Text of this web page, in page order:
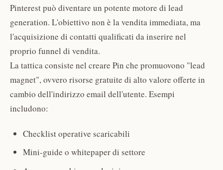
Pinterest può diventare un potente motore di lead
generation. L'obiettivo non è la vendita immediata, ma
l'acquisizione di contatti qualificati da inserire nel
proprio funnel di vendita.
La tattica consiste nel creare Pin che promuovono "lead
magnet", ovvero risorse gratuite di alto valore offerte in
cambio dell'indirizzo email dell'utente. Esempi
includono:
Checklist operative scaricabili
Mini-guide o whitepaper di settore